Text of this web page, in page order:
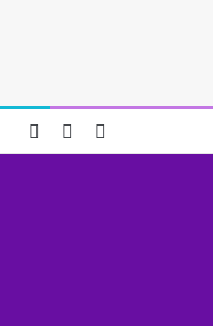
Entrar Artigo aleatório